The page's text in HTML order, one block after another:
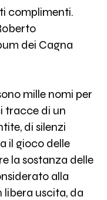
complimenti.
dei Cagna
mille nomi per
tracce di un
di silenzi
il gioco delle
la sostanza delle
alla
libera uscita, da